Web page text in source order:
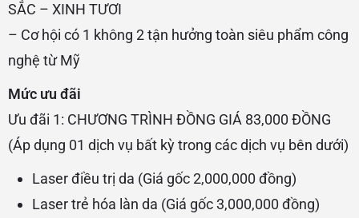
SẮC – XINH TƯƠI
– Cơ hội có 1 không 2 tận hưởng toàn siêu phẩm công
nghệ từ Mỹ
Mức ưu đãi
Ưu đãi 1: CHƯƠNG TRÌNH ĐỒNG GIÁ 83,000 ĐỒNG
(Áp dụng 01 dịch vụ bất kỳ trong các dịch vụ bên dưới)
Laser điều trị da (Giá gốc 2,000,000 đồng)
Laser trẻ hóa làn da (Giá gốc 3,000,000 đồng)